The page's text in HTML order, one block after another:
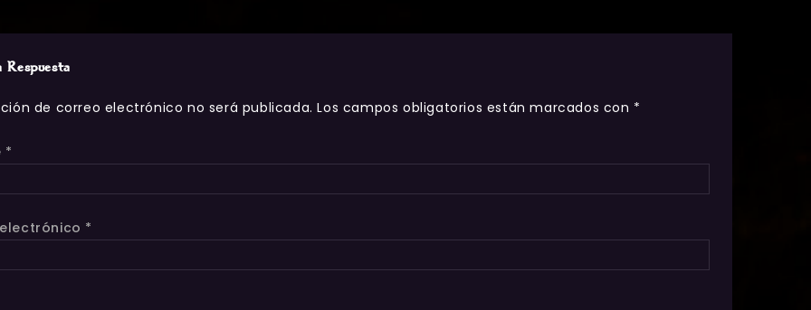
Respuesta
de correo electrónico no será publicada. Los campos obligatorios están marcados con *
*
*